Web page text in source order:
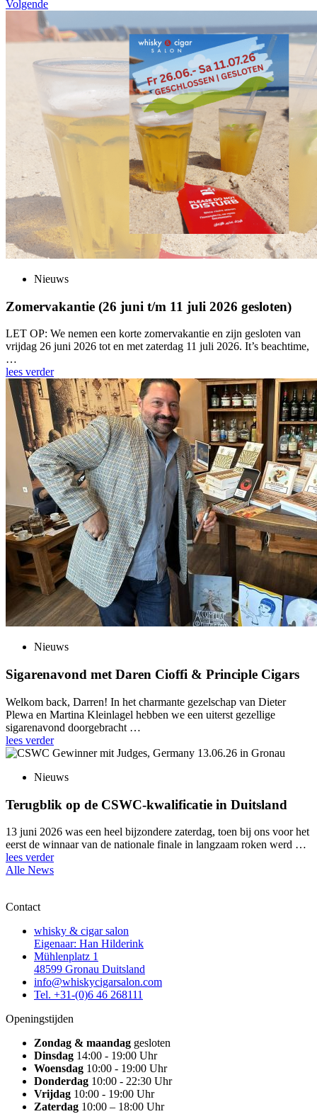
Volgende
Nieuws
Zomervakantie (26 juni t/m 11 juli 2026 gesloten)
LET OP: We nemen een korte zomervakantie en zijn gesloten van
vrijdag 26 juni 2026 tot en met zaterdag 11 juli 2026. It’s beachtime,
…
lees verder
Nieuws
Sigarenavond met Daren Cioffi & Principle Cigars
Welkom back, Darren! In het charmante gezelschap van Dieter
Plewa en Martina Kleinlagel hebben we een uiterst gezellige
sigarenavond doorgebracht …
lees verder
Nieuws
Terugblik op de CSWC-kwalificatie in Duitsland
13 juni 2026 was een heel bijzondere zaterdag, toen bij ons voor het
eerst de winnaar van de nationale finale in langzaam roken werd …
lees verder
Alle News
Contact
whisky & cigar salon
Eigenaar: Han Hilderink
Mühlenplatz 1
48599 Gronau Duitsland
info@whiskycigarsalon.com
Tel. +31-(0)6 46 268111
Openingstijden
Zondag & maandag gesloten
Dinsdag 14:00 - 19:00 Uhr
Woensdag 10:00 - 19:00 Uhr
Donderdag 10:00 - 22:30 Uhr
Vrijdag 10:00 - 19:00 Uhr
Zaterdag 10:00 – 18:00 Uhr